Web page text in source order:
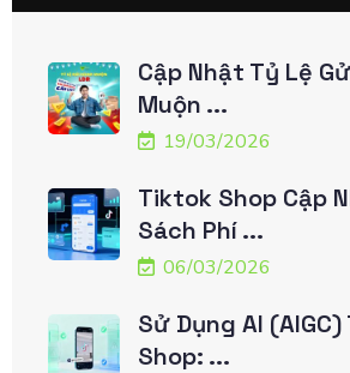
Cập Nhật Tỷ Lệ
Muộn ...
19/03/2026
Tiktok Shop Cập
Sách Phí ...
06/03/2026
Sử Dụng AI
Shop: ...